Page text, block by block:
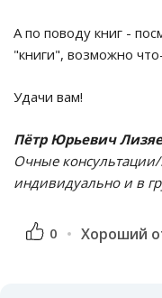
А по поводу книг -
"книги", возможно
Удачи вам!
Пётр Юрьевич
Очные
индивидуально и в
0 Хороший